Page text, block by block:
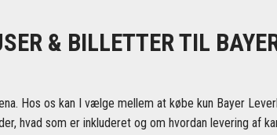
& BILLETTER TIL
Hos os kan I vælge mellem at købe kun Bayer
hvad som er inkluderet og om hvordan levering af